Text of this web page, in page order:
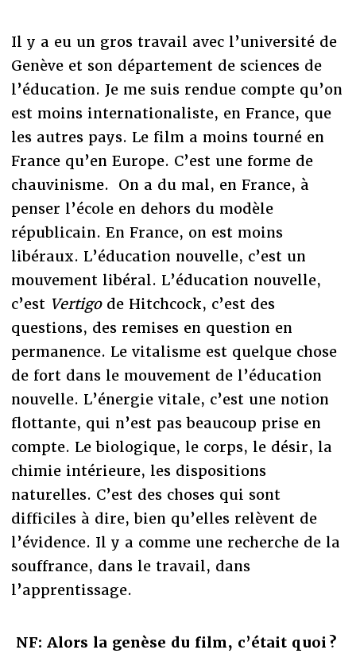
Il y a eu un gros travail avec l’université de
Genève et son département de sciences de
l’éducation. Je me suis rendue compte qu’on
est moins internationaliste, en France, que
les autres pays. Le film a moins tourné en
France qu’en Europe. C’est une forme de
chauvinisme. On a du mal, en France, à
penser l’école en dehors du modèle
républicain. En France, on est moins
libéraux. L’éducation nouvelle, c’est un
mouvement libéral. L’éducation nouvelle,
c’est Vertigode Hitchcock, c’est des
questions, des remises en question en
permanence. Le vitalisme est quelque chose
de fort dans le mouvement de l’éducation
nouvelle. L’énergie vitale, c’est une notion
flottante, qui n’est pas beaucoup prise en
compte. Le biologique, le corps, le désir, la
chimie intérieure, les dispositions
naturelles. C’est des choses qui sont
difficiles à dire, bien qu’elles relèvent de
l’évidence. Il y a comme une recherche de la
souffrance, dans le travail, dans
l’apprentissage.
NF: Alors la genèse du film, c’était quoi ?